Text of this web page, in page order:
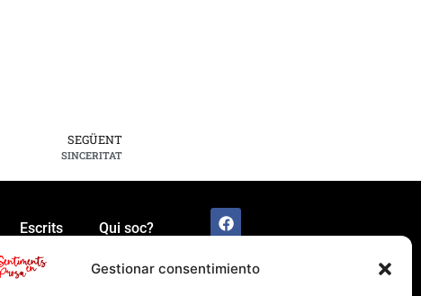
Gestionar consentimiento
SEGÜENT
SINCERITAT
Escrits Qui soc?
Política de cookies (UE)